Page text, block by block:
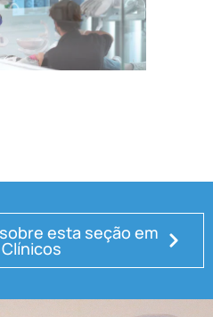
esta seção em